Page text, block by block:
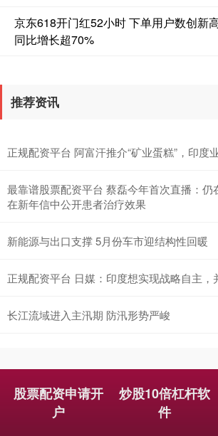
沪深300
北证50 1122.88 +3.42
京东618开门红52小时 下单用户数创新
同比增长超70%
推荐资讯
正规配资平台 阿富汗推介“矿业蛋糕”，印度
最靠谱股票配资平台 蔡磊今年首次直播：仍
在新年信中公开患者治疗效果
新能源与出口支撑 5月份车市迎结构性回暖
正规配资平台 日媒：印度想实现战略自主，
长江流域进入主汛期 防汛形势严峻
股票配资申请开
户
炒股10倍杠杆软
件